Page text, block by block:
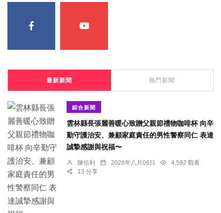
最新新聞 熱門新聞
綜合新聞
雲林縣長張麗善暖心致贈父親節禮物咖啡杯 向辛
勤守護治安、兼顧家庭責任的男性警察同仁 表達
誠摯感謝與祝福〜
陳信利 2026年八月06日
4,592 觀看
13 分享